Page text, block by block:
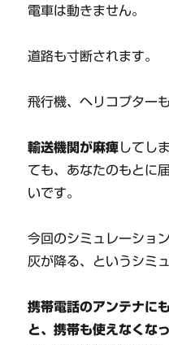
電車は動きません。
道路も寸断されます。
飛行機、ヘリコプター
輸送機関が麻痺してし
ても、あなたのもとに
いです。
今回のシミュレーショ
灰が降る、というシミ
携帯電話のアンテナに
と、携帯も使えなくな